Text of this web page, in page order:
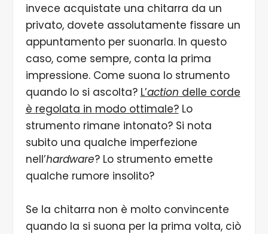
invece acquistate una chitarra da un
privato, dovete assolutamente fissare un
appuntamento per suonarla. In questo
caso, come sempre, conta la prima
impressione. Come suona lo strumento
quando lo si ascolta? L’action delle corde
è regolata in modo ottimale?Lo
strumento rimane intonato? Si nota
subito una qualche imperfezione
nell’hardware? Lo strumento emette
qualche rumore insolito?
Se la chitarra non è molto convincente
quando la si suona per la prima volta, ciò